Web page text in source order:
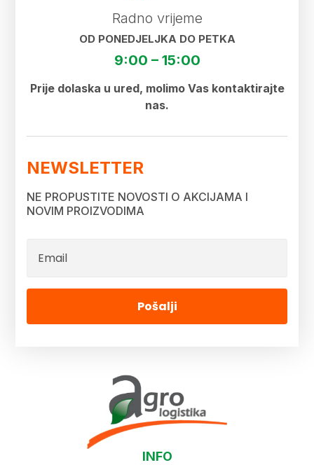
Radno vrijeme
OD PONEDJELJKA DO PETKA
9:00 – 15:00
Prije dolaska u ured, molimo Vas kontaktirajte
nas.
NEWSLETTER
NE PROPUSTITE NOVOSTI O AKCIJAMA I
NOVIM PROIZVODIMA
Pošalji
INFO